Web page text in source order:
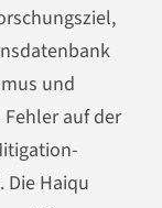
und
auf der
Die Haiqu